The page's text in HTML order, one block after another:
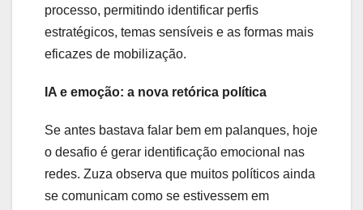
processo, permitindo identificar perfis
estratégicos, temas sensíveis e as formas mais
eficazes de mobilização.
IA e emoção: a nova retórica política
Se antes bastava falar bem em palanques, hoje
o desafio é gerar identificação emocional nas
redes. Zuza observa que muitos políticos ainda
se comunicam como se estivessem em